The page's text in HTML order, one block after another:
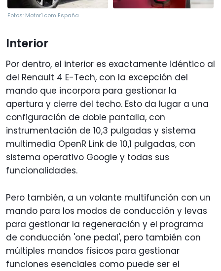
Fotos: Motor1.com España
Interior
Por dentro, el interior es exactamente idéntico al
del Renault 4 E-Tech, con la excepción del
mando que incorpora para gestionar la
apertura y cierre del techo. Esto da lugar a una
configuración de doble pantalla, con
instrumentación de 10,3 pulgadas y sistema
multimedia OpenR Link de 10,1 pulgadas, con
sistema operativo Google y todas sus
funcionalidades.
Pero también, a un volante multifunción con un
mando para los modos de conducción y levas
para gestionar la regeneración y el programa
de conducción 'one pedal', pero también con
múltiples mandos físicos para gestionar
funciones esenciales como puede ser el